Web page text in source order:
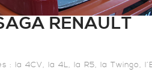
RENAULT
: la 4CV, la 4L, la R5, la Twingo,